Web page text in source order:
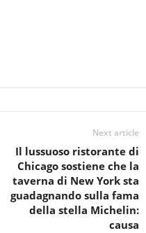
Next article
Il lussuoso ristorante di
Chicago sostiene che la
taverna di New York sta
guadagnando sulla fama
della stella Michelin:
causa